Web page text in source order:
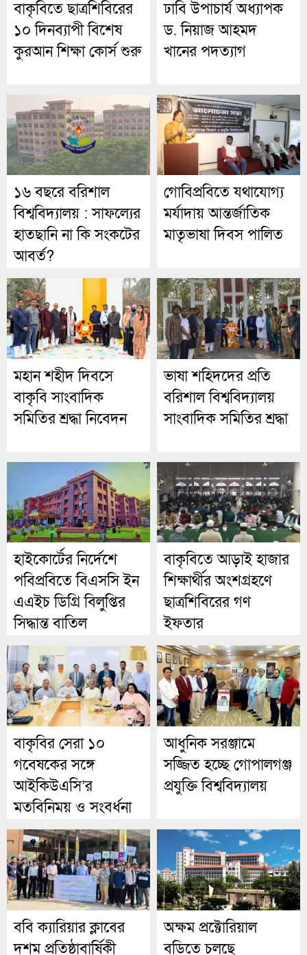
বাকৃবিতে ছাত্রশিবিরের
১০ দিনব্যাপী বিশেষ
কুরআন শিক্ষা কোর্স শুরু
ঢাবি উপাচার্য অধ্যাপক
ড. নিয়াজ আহমদ
খানের পদত্যাগ
১৬ বছরে বরিশাল
বিশ্ববিদ্যালয় : সাফল্যের
হাতছানি না কি সংকটের
আবর্ত?
গোবিপ্রবিতে যথাযোগ্য
মর্যাদায় আন্তর্জাতিক
মাতৃভাষা দিবস পালিত
মহান শহীদ দিবসে
বাকৃবি সাংবাদিক
সমিতির শ্রদ্ধা নিবেদন
ভাষা শহিদদের প্রতি
বরিশাল বিশ্ববিদ্যালয়
সাংবাদিক সমিতির শ্রদ্ধা
হাইকোর্টের নির্দেশে
পবিপ্রবিতে বিএসসি ইন
এএইচ ডিগ্রি বিলুপ্তির
সিদ্ধান্ত বাতিল
বাকৃবিতে আড়াই হাজার
শিক্ষার্থীর অংশগ্রহণে
ছাত্রশিবিরের গণ
ইফতার
বাকৃবির সেরা ১০
গবেষকের সঙ্গে
আইকিউএসি’র
মতবিনিময় ও সংবর্ধনা
আধুনিক সরঞ্জামে
সজ্জিত হচ্ছে গোপালগঞ্জ
প্রযুক্তি বিশ্ববিদ্যালয়
ববি ক্যারিয়ার ক্লাবের
দশম প্রতিষ্ঠাবার্ষিকী
অক্ষম প্রক্টোরিয়াল
বডিতে চলছে